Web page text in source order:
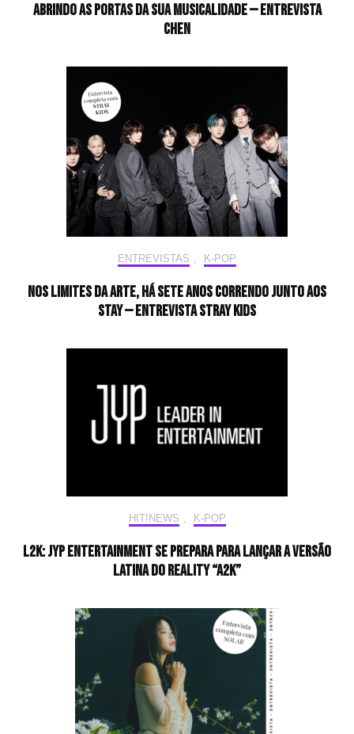
Abrindo as portas da sua musicalidade — Entrevista
CHEN
ENTREVISTAS , K-POP
Nos limites da arte, há sete anos correndo junto aos
STAY — Entrevista Stray Kids
HIT!NEWS K-POP
L2K: JYP Entertainment se prepara para lançar a versão
latina do reality “A2K”